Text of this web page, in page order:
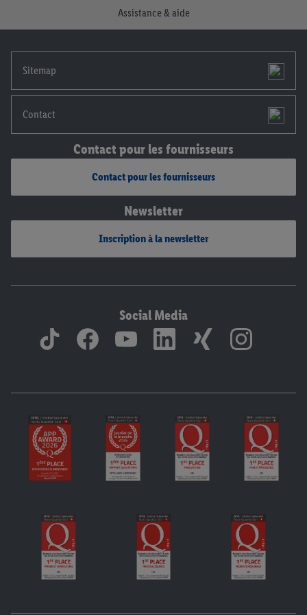
Assistance & aide
Sitemap
Contact
Contact pour les fournisseurs
Contact pour les fournisseurs
Newsletter
Inscription à la newsletter
Social Media
déclaration de confidentialité. Pour consulter les
mentions légales, c’est ici.